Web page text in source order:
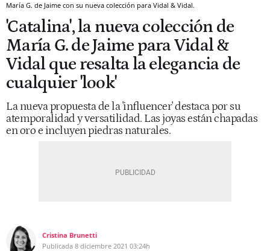
María G. de Jaime con su nueva colección para Vidal & Vidal.
'Catalina', la nueva colección de
María G. de Jaime para Vidal &
Vidal que resalta la elegancia de
cualquier 'look'
La nueva propuesta de la 'influencer' destaca por su
atemporalidad y versatilidad. Las joyas están chapadas
en oro e incluyen piedras naturales.
Cristina Brunetti
Publicada 8 diciembre 2021 03:24h